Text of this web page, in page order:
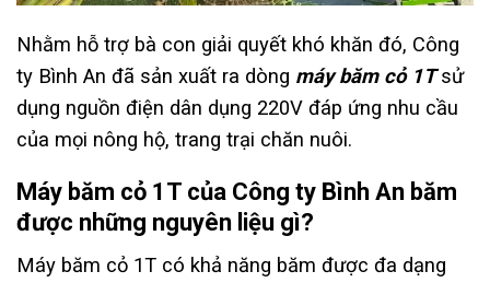
Nhằm hỗ trợ bà con giải quyết khó khăn đó, Công
ty Bình An đã sản xuất ra dòng máy băm cỏ 1Tsử
dụng nguồn điện dân dụng 220V đáp ứng nhu cầu
của mọi nông hộ, trang trại chăn nuôi.
Máy băm cỏ 1T của Công ty Bình An băm
được những nguyên liệu gì?
Máy băm cỏ 1T có khả năng băm được đa dạng